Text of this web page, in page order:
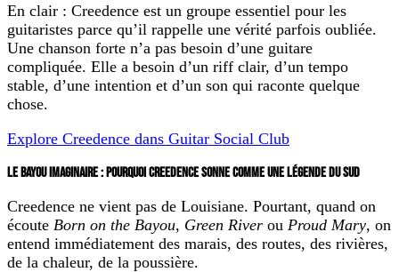
En clair : Creedence est un groupe essentiel pour les
guitaristes parce qu’il rappelle une vérité parfois oubliée.
Une chanson forte n’a pas besoin d’une guitare
compliquée. Elle a besoin d’un riff clair, d’un tempo
stable, d’une intention et d’un son qui raconte quelque
chose.
Explore Creedence dans Guitar Social Club
LE BAYOU IMAGINAIRE : POURQUOI CREEDENCE SONNE COMME UNE LÉGENDE DU SUD
Creedence ne vient pas de Louisiane. Pourtant, quand on
écoute Born on the Bayou, Green River ou Proud Mary, on
entend immédiatement des marais, des routes, des rivières,
de la chaleur, de la poussière.